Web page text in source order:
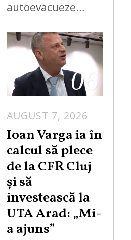
autoevacueze…
06
AUGUST 7, 2026
Ioan Varga ia în
calcul să plece
de la CFR Cluj
și să
investească la
UTA Arad: „Mi-
a ajuns”